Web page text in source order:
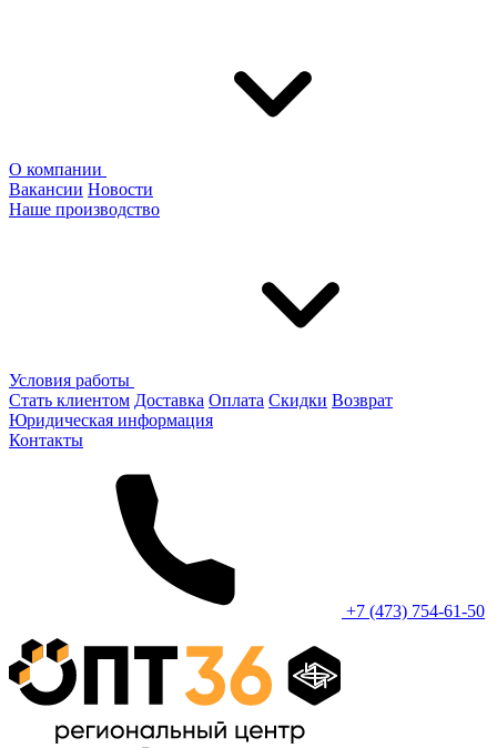
О компании
Вакансии Новости
Наше производство
Условия работы
Стать клиентом Доставка Оплата Скидки Возврат
Юридическая информация
Контакты
+7 (473) 754-61-50